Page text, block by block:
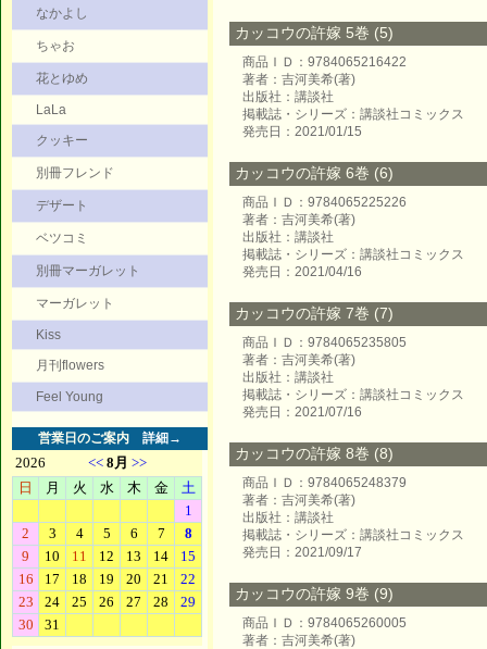
なかよし
ちゃお
花とゆめ
LaLa
クッキー
別冊フレンド
デザート
ベツコミ
別冊マーガレット
マーガレット
Kiss
月刊flowers
Feel Young
営業日のご案内 詳細→
カッコウの許嫁 5巻 (5)
商品ＩＤ：9784065216422
著者：吉河美希(著)
出版社：講談社
掲載誌・シリーズ：講談社コミックス
発売日：2021/01/15
カッコウの許嫁 6巻 (6)
商品ＩＤ：9784065225226
著者：吉河美希(著)
出版社：講談社
掲載誌・シリーズ：講談社コミックス
発売日：2021/04/16
カッコウの許嫁 7巻 (7)
商品ＩＤ：9784065235805
著者：吉河美希(著)
出版社：講談社
掲載誌・シリーズ：講談社コミックス
発売日：2021/07/16
カッコウの許嫁 8巻 (8)
商品ＩＤ：9784065248379
著者：吉河美希(著)
出版社：講談社
掲載誌・シリーズ：講談社コミックス
発売日：2021/09/17
カッコウの許嫁 9巻 (9)
商品ＩＤ：9784065260005
著者：吉河美希(著)